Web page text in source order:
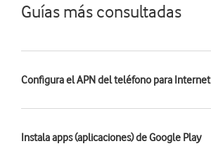
Guías más consultadas
Configura el APN del teléfono para Internet
Instala apps (aplicaciones) de Google Play